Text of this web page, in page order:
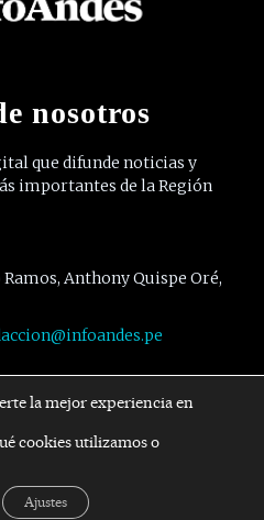
nosotros
que difunde noticias y
importantes de la Región
Anthony Quispe Oré,
Twitter Youtube
la mejor experiencia en
cookies utilizamos o
Ajustes